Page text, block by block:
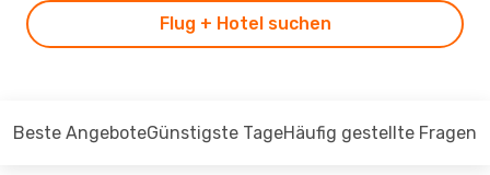
Flug + Hotel suchen
Beste AngeboteGünstigste TageHäufig gestellte Fragen